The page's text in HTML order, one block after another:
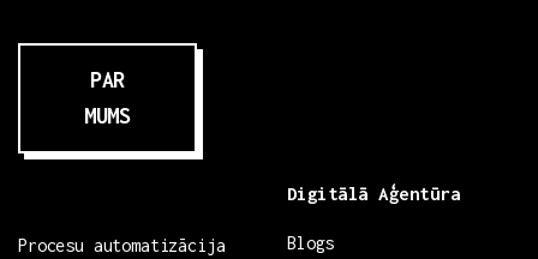
PAR
MUMS
Procesu automatizācija
Digitālā Aģentūra
Blogs